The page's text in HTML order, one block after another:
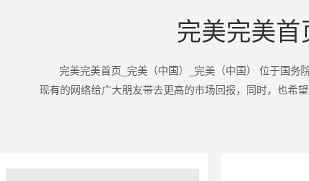
完美完美
完美完美首页_完美（中国）_完美（中国） 位于国务
现有的网络给广大朋友带去更高的市场回报，同时，也希